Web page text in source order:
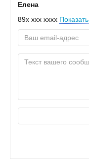
Елена
89x xxx xxxx